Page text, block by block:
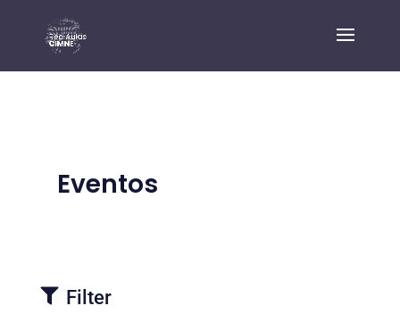
Eventos
Filter
